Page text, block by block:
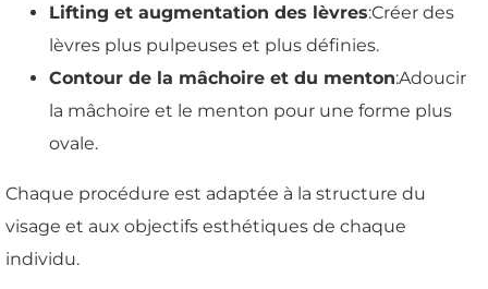
Lifting et augmentation des lèvres:Créer des
lèvres plus pulpeuses et plus définies.
Contour de la mâchoire et du menton:Adoucir
la mâchoire et le menton pour une forme plus
ovale.
Chaque procédure est adaptée à la structure du
visage et aux objectifs esthétiques de chaque
individu.